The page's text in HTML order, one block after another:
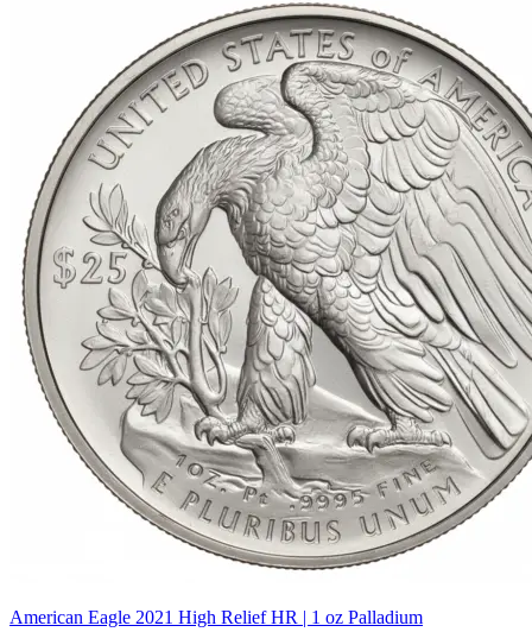
American Eagle 2021 High Relief HR | 1 oz Palladium